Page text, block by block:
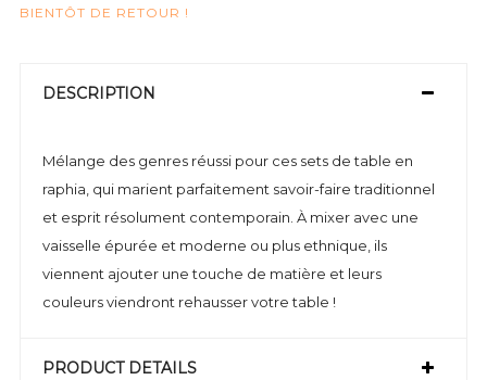
BIENTÔT DE RETOUR !
DESCRIPTION
Mélange des genres réussi pour ces sets de table en
raphia, qui marient parfaitement savoir-faire traditionnel
et esprit résolument contemporain. À mixer avec une
vaisselle épurée et moderne ou plus ethnique, ils
viennent ajouter une touche de matière et leurs
couleurs viendront rehausser votre table !
PRODUCT DETAILS